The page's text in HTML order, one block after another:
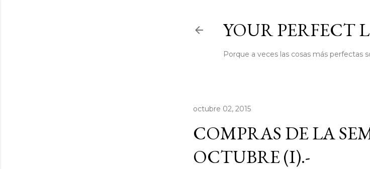
YOUR PERFECT
Porque a veces las cosas más perfectas
octubre 02, 2015
COMPRAS DE LA
OCTUBRE (I).-